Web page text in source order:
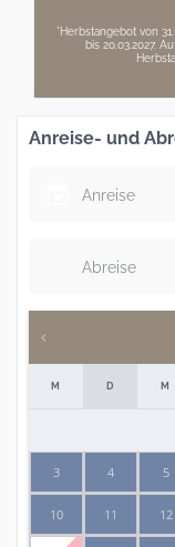
*Herbstangebot von
bis 20.03.2027.
Anreise- und
M D M
3 4 5
10 11 12